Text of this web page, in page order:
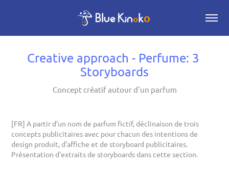
Creative approach - Perfume: 3
Storyboards
Concept créatif autour d'un parfum
[FR] A partir d’un nom de parfum fictif, déclinaison de trois
concepts publicitaires avec pour chacun des intentions de
design produit, d’affiche et de storyboard publicitaires.
Présentation d'extraits de storyboards dans cette section.